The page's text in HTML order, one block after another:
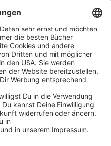
€ Bestellwert innerhalb
Deutschlands